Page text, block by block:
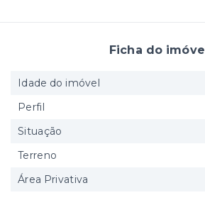
Ficha do imóvel
Idade do imóvel
Perfil
Situação
Terreno
Área Privativa